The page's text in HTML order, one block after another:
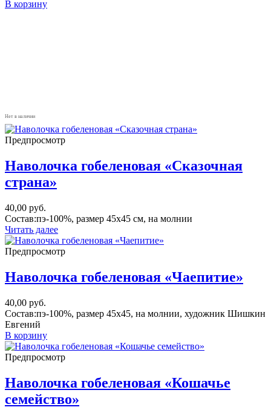
В корзину
Нет в наличии
Предпросмотр
Наволочка гобеленовая «Сказочная
страна»
40,00 руб.
Состав:пэ-100%, размер 45х45 см, на молнии
Читать далее
Предпросмотр
Наволочка гобеленовая «Чаепитие»
40,00 руб.
Состав:пэ-100%, размер 45х45, на молнии, художник Шишкин
Евгений
В корзину
Предпросмотр
Наволочка гобеленовая «Кошачье
семейство»